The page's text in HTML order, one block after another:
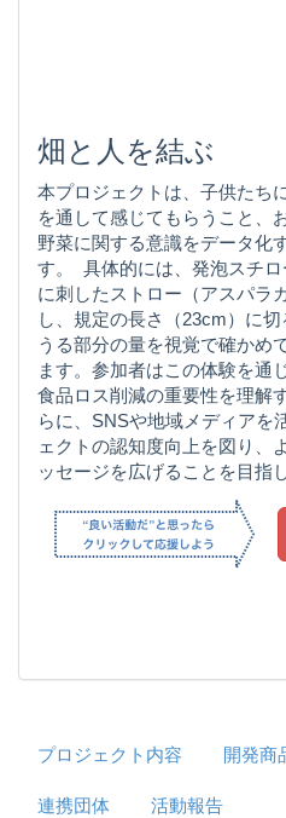
畑と人を結ぶ
本プロジェクトは、子供たち
を通して感じてもらうこと、
野菜に関する意識をデータ化
す。 具体的には、発泡スチロ
に刺したストロー（アスパラ
し、規定の長さ（23cm）に
うる部分の量を視覚で確かめ
ます。参加者はこの体験を通
食品ロス削減の重要性を理解
らに、SNSや地域メディアを
ェクトの認知度向上を図り、
ッセージを広げることを目指
プロジェクト内容 開発商
連携団体 活動報告